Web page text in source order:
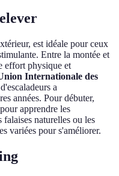
est idéale pour ceux
Entre la montée et
effort physique et
Internationale des
a
années. Pour débuter,
apprendre les
falaises naturelles ou les
variées pour s'améliorer.